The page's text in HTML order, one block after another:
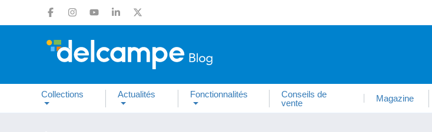
Collections Actualités Fonctionnalités
Conseils de
vente
Magazine